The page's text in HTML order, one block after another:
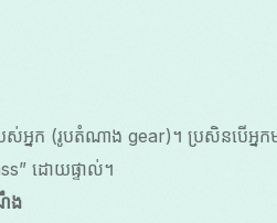
ក (រូបតំណាង gear)។ ប្រសិនបើអ្នកមា
ដោយផ្ទាល់។
ង